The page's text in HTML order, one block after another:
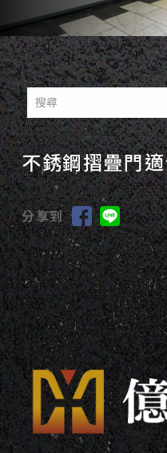
不銹鋼摺疊門
分享到